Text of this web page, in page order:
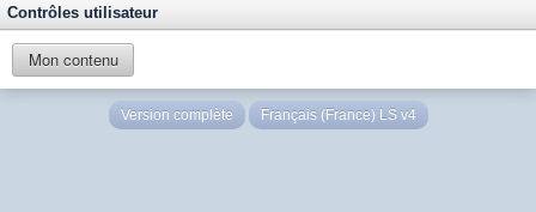
Contrôles utilisateur
Mon contenu
Version complète Français (France) LS v4